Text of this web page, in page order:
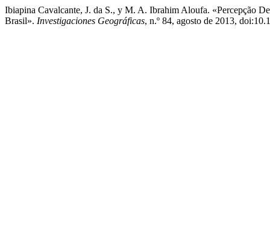
Ibiapina Cavalcante, J. da S., y M. A. Ibrahim Aloufa. «Percepção
Brasil». Investigaciones Geográficas, n.º 84, agosto de 2013,